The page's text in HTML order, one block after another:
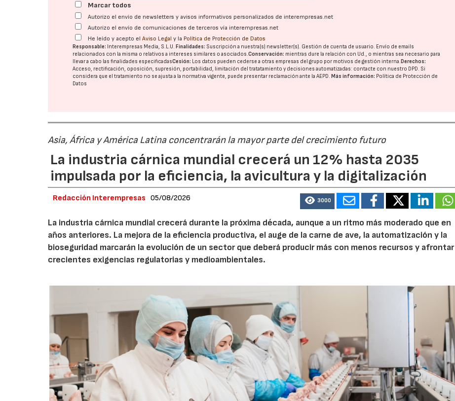
Marcar todos
Autorizo el envío de newsletters y avisos informativos personalizados de interempresas.net
Autorizo el envío de comunicaciones de terceros vía interempresas.net
He leído y acepto elAviso Legal y la Política de Protección de Datos
Responsable: Interempresas Media, S.L.U.Finalidades: Suscripción a nuestra(s) newsletter(s). Gestión de cuenta de usuario. Envío de emails
relacionados con la misma o relativos a intereses similares o asociados.Conservación: mientras dure la relación con Ud., o mientras sea necesario para
llevar a cabo las finalidades especificadasCesión: Los datos pueden cederse a otras empresas del grupo por motivos de gestión interna.Derechos:
Acceso, rectificación, oposición, supresión, portabilidad, limitación del tratatamiento y decisiones automatizadas: contacte con nuestro DPD. Si
considera que el tratamiento no se ajusta a la normativa vigente, puede presentar reclamación ante laAEPD.Más información: Política de Protección de
Datos
Asia, África y América Latina concentrarán la mayor parte del crecimiento futuro
La industria cárnica mundial crecerá un 12% hasta 2035
impulsada por la eficiencia, la avicultura y la digitalización
Redacción Interempresas 05/08/2026 3000
La industria cárnica mundial crecerá durante la próxima década, aunque a un ritmo más moderado que en
años anteriores. La mejora de la eficiencia productiva, el auge de la carne de ave, la automatización y la
bioseguridad marcarán la evolución de un sector que deberá producir más con menos recursos y afrontar
crecientes exigencias regulatorias y medioambientales.